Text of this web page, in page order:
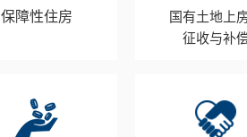
保障性住房
国有土地上
征收与补